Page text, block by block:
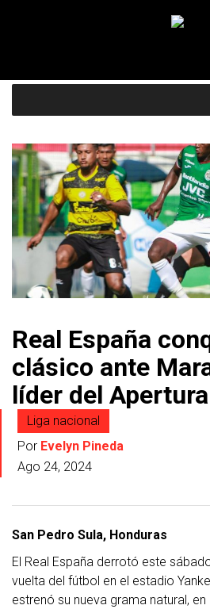
Real España
clásico ante
líder del
Liga nacional
Por Evelyn Pineda
Ago 24, 2024
San Pedro Sula, Honduras
El Real España derrotó este
vuelta del fútbol en el estadio
estrenó su nueva grama natural,